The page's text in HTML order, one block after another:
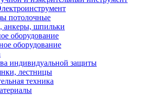
потолочные
анкеры, шпильки
оборудование
оборудование
индивидуальной защиты
лестницы
техника